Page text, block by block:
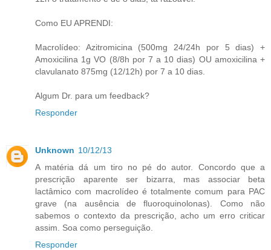
Como EU APRENDI:
Macrolídeo: Azitromicina (500mg 24/24h por 5 dias) +
Amoxicilina 1g VO (8/8h por 7 a 10 dias) OU amoxicilina +
clavulanato 875mg (12/12h) por 7 a 10 dias.
Algum Dr. para um feedback?
Responder
Unknown 10/12/13
A matéria dá um tiro no pé do autor. Concordo que a
prescrição aparente ser bizarra, mas associar beta
lactâmico com macrolídeo é totalmente comum para PAC
grave (na ausência de fluoroquinolonas). Como não
sabemos o contexto da prescrição, acho um erro criticar
assim. Soa como perseguição.
Responder